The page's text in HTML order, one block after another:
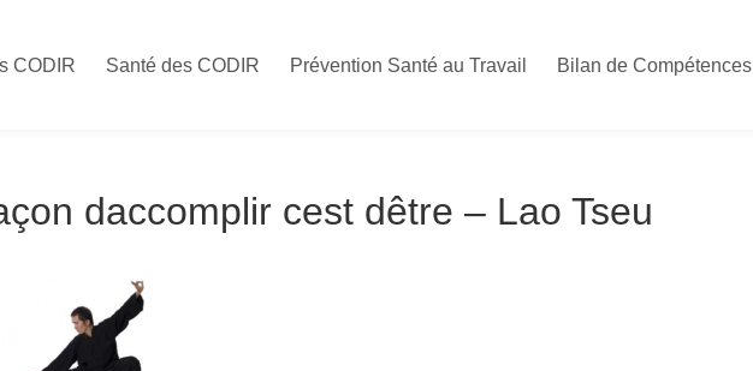
CODIR Santé des CODIR Prévention Santé au Travail Bilan de Compétences
daccomplir cest dêtre – Lao Tseu